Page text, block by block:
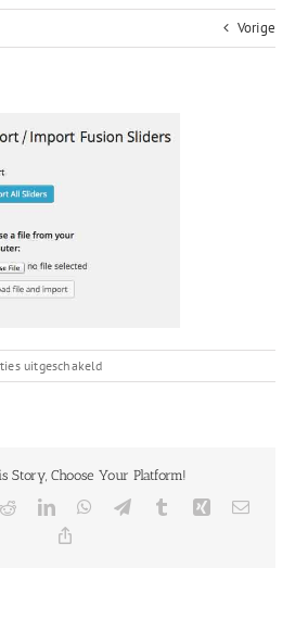
Vorige
uitgeschakeldvoor
slider_infos
Story, Choose Your Platform!
RedditLinkedInWhatsApp
TelegramTumblr Xing E-